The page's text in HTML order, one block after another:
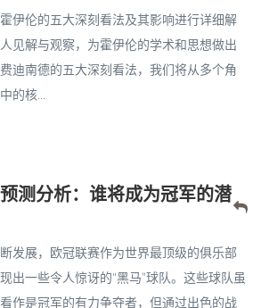
伊伦的五大深刻看法及其影响进行详细解
见解与观察，为霍伊伦的学术和思想做出
迪南德的五大深刻看法，我们将从多个角
的核...
测分析：谁将成为冠军的潜
发展，欧冠联赛作为世界最顶级的俱乐部
出一些令人惊讶的“黑马”球队。这些球队虽
作是冠军的有力争夺者，但通过出色的战